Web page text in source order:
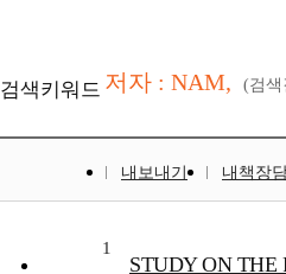
검색키워드 저자 : NAM, (검
내보내기 내책장
1
STUDY ON THE